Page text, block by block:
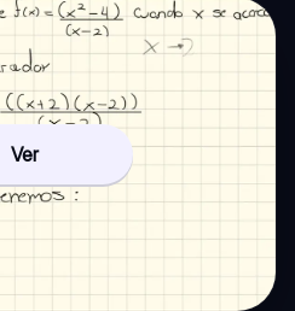
Ver